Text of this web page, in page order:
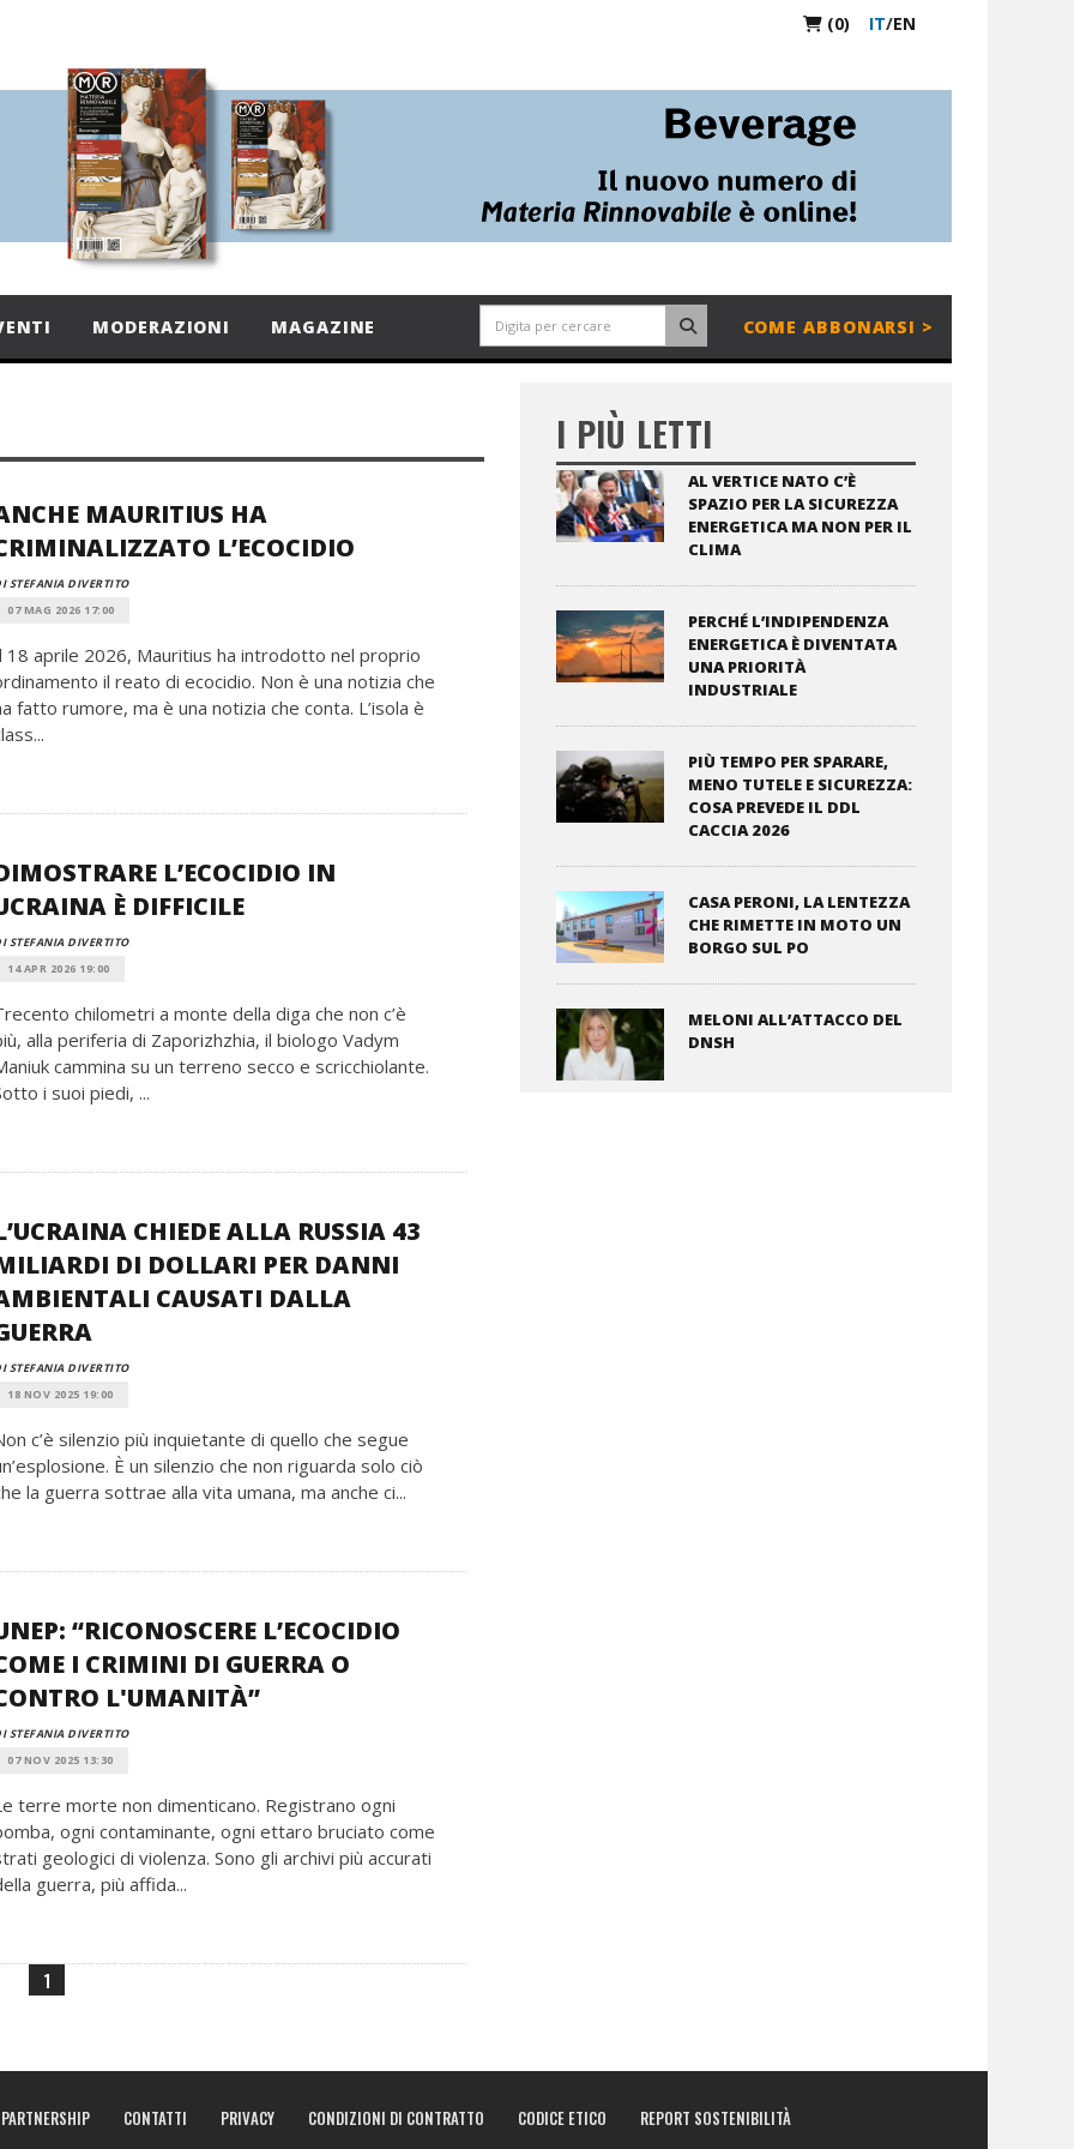
(0) IT/EN
MODERAZIONI MAGAZINE COME ABBONARSI >
MAURITIUS HA
L’ECOCIDIO
STEFANIA DIVERTITO
07 MAG 2026 17:00
18 aprile 2026, Mauritius ha introdotto nel proprio
il reato di ecocidio. Non è una notizia che
fatto rumore, ma è una notizia che conta. L’isola è
L’ECOCIDIO IN
È DIFFICILE
STEFANIA DIVERTITO
14 APR 2026 19:00
chilometri a monte della diga che non c’è
alla periferia di Zaporizhzhia, il biologo Vadym
cammina su un terreno secco e scricchiolante.
i suoi piedi, ...
CHIEDE ALLA RUSSIA 43
DI DOLLARI PER DANNI
CAUSATI DALLA
STEFANIA DIVERTITO
18 NOV 2025 19:00
c’è silenzio più inquietante di quello che segue
È un silenzio che non riguarda solo ciò
la guerra sottrae alla vita umana, ma anche ci...
“RICONOSCERE L’ECOCIDIO
I CRIMINI DI GUERRA O
L'UMANITÀ”
STEFANIA DIVERTITO
07 NOV 2025 13:30
terre morte non dimenticano. Registrano ogni
ogni contaminante, ogni ettaro bruciato come
geologici di violenza. Sono gli archivi più accurati
guerra, più affida...
1
I PIÙ LETTI
AL VERTICE NATO C’È
SPAZIO PER LA SICUREZZA
ENERGETICA MA NON PER IL
CLIMA
PERCHÉ L’INDIPENDENZA
ENERGETICA È DIVENTATA
UNA PRIORITÀ
INDUSTRIALE
PIÙ TEMPO PER SPARARE,
MENO TUTELE E SICUREZZA:
COSA PREVEDE IL DDL
CACCIA 2026
CASA PERONI, LA LENTEZZA
CHE RIMETTE IN MOTO UN
BORGO SUL PO
MELONI ALL’ATTACCO DEL
DNSH
PARTNERSHIP CONTATTI PRIVACY CONDIZIONI DI CONTRATTO CODICE ETICO REPORT SOSTENIBILITÀ